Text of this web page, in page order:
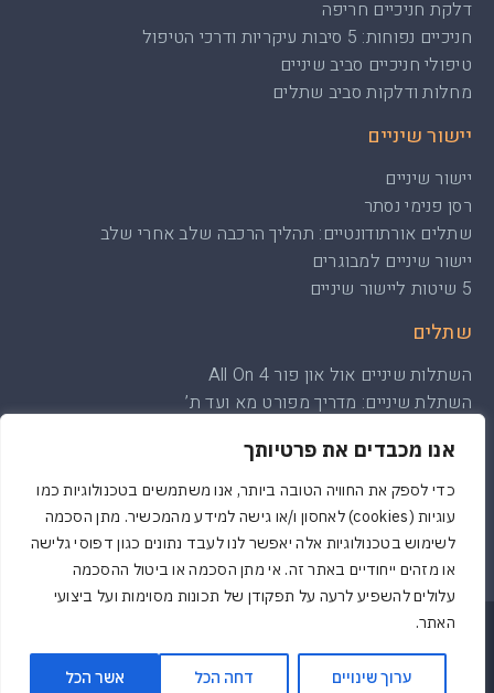
אנו מכבדים את פרטיותך
כדי לספק את החוויה הטובה ביותר, אנו משתמשים בטכנולוגיות כמו
עוגיות (cookies) לאחסון ו/או גישה למידע מהמכשיר. מתן הסכמה
לשימוש בטכנולוגיות אלה יאפשר לנו לעבד נתונים כגון דפוסי גלישה
או מזהים ייחודיים באתר זה. אי מתן הסכמה או ביטול ההסכמה
עלולים להשפיע לרעה על תפקודן של תכונות מסוימות ועל ביצועי
האתר.
ערוך שינויים דחה הכל אשר הכל
שתלים
השתלות שיניים אול און פור All On 4
השתלת שיניים: מדריך מפורט מא ועד ת’
השתלת עצם והרמת סינוס: הכול על הטיפול
שיקום לסת שלמה עם שיטת All on 4-6
שתלים דנטליים: כל מה שצריך לדעת
יישור שיניים
יישור שיניים
רסן פנימי נסתר
שתלים אורתודונטיים: תהליך הרכבה שלב אחרי שלב
יישור שיניים למבוגרים
5 שיטות ליישור שיניים
דלקת חניכיים חריפה
חניכיים נפוחות: 5 סיבות עיקריות ודרכי הטיפול
טיפולי חניכיים סביב שיניים
מחלות ודלקות סביב שתלים
© 2022 All rights reserved